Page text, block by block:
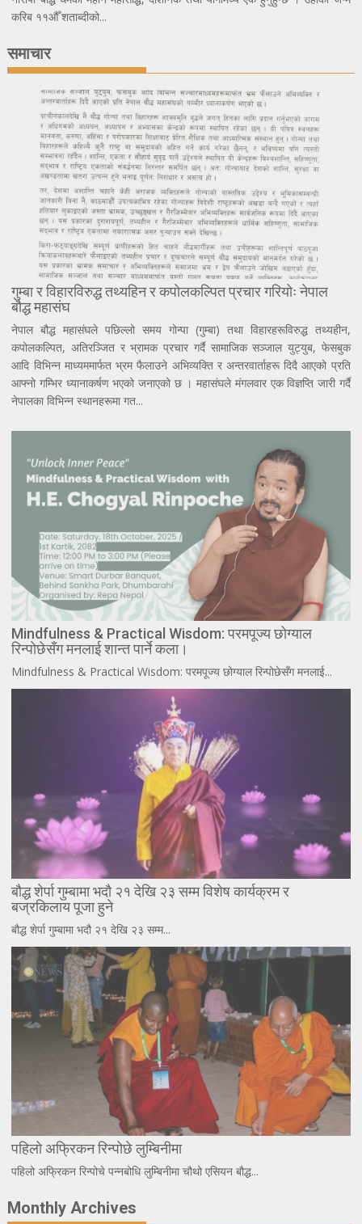
करिब ११औँ शताब्दीको...
समाचार
गुम्बा र विहारविरुद्ध तथ्यहिन र कपोलकल्पित प्रचार गरियोः नेपाल
बौद्ध महासंघ
नेपाल बौद्ध महासंघले पछिल्लो समय गोन्पा (गुम्बा) तथा विहारहरूविरुद्ध तथ्यहीन,
कपोलकल्पित, अतिरञ्जित र भ्रामक प्रचार गर्दै सामाजिक सञ्जाल युट्युब, फेसबुक
आदि विभिन्न माध्यममार्फत भ्रम फैलाउने अभिव्यक्ति र अन्तरवार्ताहरू दिदै आएको प्रति
आफ्नो गम्भिर ध्यानाकर्षण भएको जनाएको छ । महासंघले मंगलवार एक विज्ञप्ति जारी गर्दै
नेपालका विभिन्न स्थानहरूमा गत...
Mindfulness & Practical Wisdom: परमपूज्य छोग्याल
रिन्पोछेसँग मनलाई शान्त पार्ने कला।
Mindfulness & Practical Wisdom: परमपूज्य छोग्याल रिन्पोछेसँग मनलाई...
बौद्ध शेर्पा गुम्बामा भदौ २१ देखि २३ सम्म विशेष कार्यक्रम र
बज्रकिलाय पूजा हुने
बौद्ध शेर्पा गुम्बामा भदौ २१ देखि २३ सम्म...
पहिलो अफ्रिकन रिन्पोछे लुम्बिनीमा
पहिलो अफ्रिकन रिन्पोचे पन्नबोधि लुम्बिनीमा चौथो एसियन बौद्ध...
Monthly Archives